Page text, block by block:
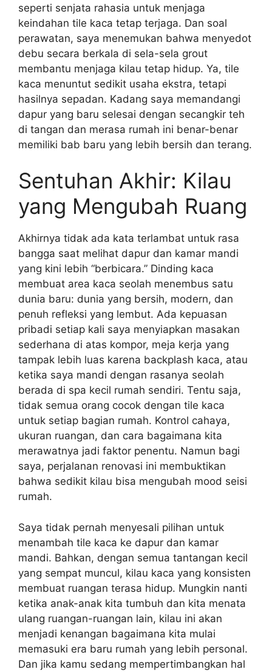
seperti senjata rahasia untuk menjaga
keindahan tile kaca tetap terjaga. Dan soal
perawatan, saya menemukan bahwa menyedot
debu secara berkala di sela-sela grout
membantu menjaga kilau tetap hidup. Ya, tile
kaca menuntut sedikit usaha ekstra, tetapi
hasilnya sepadan. Kadang saya memandangi
dapur yang baru selesai dengan secangkir teh
di tangan dan merasa rumah ini benar-benar
memiliki bab baru yang lebih bersih dan terang.
Sentuhan Akhir: Kilau
yang Mengubah Ruang
Akhirnya tidak ada kata terlambat untuk rasa
bangga saat melihat dapur dan kamar mandi
yang kini lebih “berbicara.” Dinding kaca
membuat area kaca seolah menembus satu
dunia baru: dunia yang bersih, modern, dan
penuh refleksi yang lembut. Ada kepuasan
pribadi setiap kali saya menyiapkan masakan
sederhana di atas kompor, meja kerja yang
tampak lebih luas karena backplash kaca, atau
ketika saya mandi dengan rasanya seolah
berada di spa kecil rumah sendiri. Tentu saja,
tidak semua orang cocok dengan tile kaca
untuk setiap bagian rumah. Kontrol cahaya,
ukuran ruangan, dan cara bagaimana kita
merawatnya jadi faktor penentu. Namun bagi
saya, perjalanan renovasi ini membuktikan
bahwa sedikit kilau bisa mengubah mood seisi
rumah.
Saya tidak pernah menyesali pilihan untuk
menambah tile kaca ke dapur dan kamar
mandi. Bahkan, dengan semua tantangan kecil
yang sempat muncul, kilau kaca yang konsisten
membuat ruangan terasa hidup. Mungkin nanti
ketika anak-anak kita tumbuh dan kita menata
ulang ruangan-ruangan lain, kilau ini akan
menjadi kenangan bagaimana kita mulai
memasuki era baru rumah yang lebih personal.
Dan jika kamu sedang mempertimbangkan hal